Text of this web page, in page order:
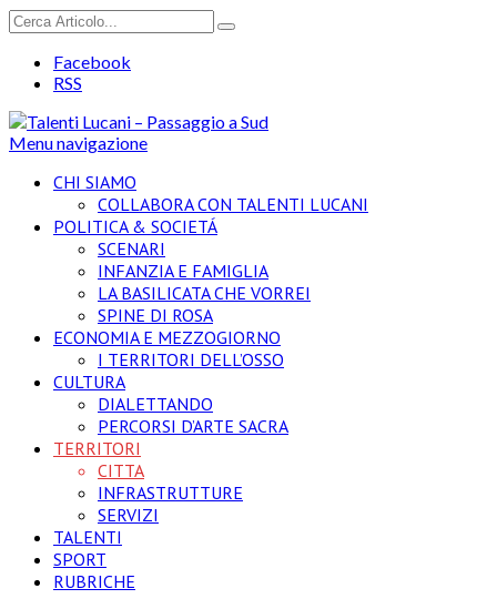
Facebook
RSS
Menu navigazione
CHI SIAMO
COLLABORA CON TALENTI LUCANI
POLITICA & SOCIETÁ
SCENARI
INFANZIA E FAMIGLIA
LA BASILICATA CHE VORREI
SPINE DI ROSA
ECONOMIA E MEZZOGIORNO
I TERRITORI DELL’OSSO
CULTURA
DIALETTANDO
PERCORSI D’ARTE SACRA
TERRITORI
CITTA
INFRASTRUTTURE
SERVIZI
TALENTI
SPORT
RUBRICHE